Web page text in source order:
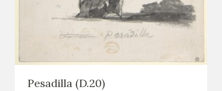
Pesadilla (D.20)